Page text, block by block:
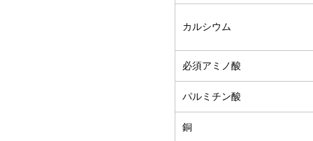
カルシウム
必須アミノ酸
パルミチン酸
銅